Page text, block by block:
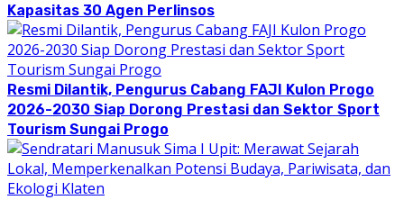
Kapasitas 30 Agen Perlinsos
Resmi Dilantik, Pengurus Cabang FAJI Kulon Progo
2026-2030 Siap Dorong Prestasi dan Sektor Sport
Tourism Sungai Progo